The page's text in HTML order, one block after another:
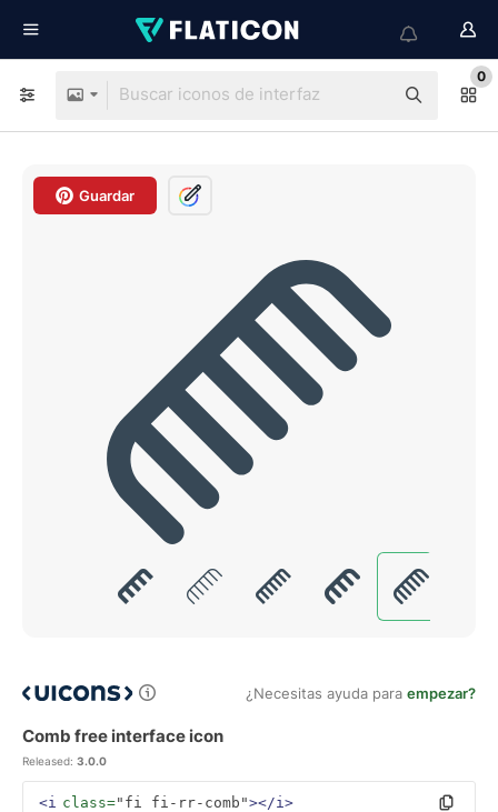
0
Guardar
¿Necesitas ayuda para empezar?
Comb free interface icon
Released: 3.0.0
<i class="fi fi-rr-comb"></i>